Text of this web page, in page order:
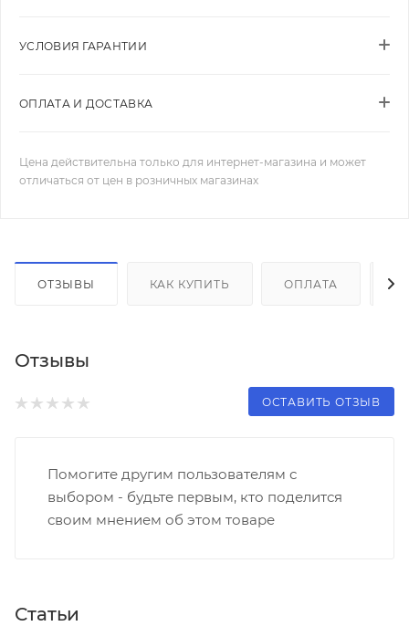
УСЛОВИЯ ГАРАНТИИ
ОПЛАТА И ДОСТАВКА
Цена действительна только для интернет-магазина и может
отличаться от цен в розничных магазинах
ОТЗЫВЫ КАК КУПИТЬ ОПЛАТА
Отзывы
ОСТАВИТЬ ОТЗЫВ
Помогите другим пользователям с
выбором - будьте первым, кто поделится
своим мнением об этом товаре
Статьи